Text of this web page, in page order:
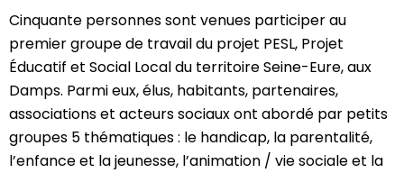
Cinquante personnes sont venues participer au
premier groupe de travail du projet PESL, Projet
Éducatif et Social Local du territoire Seine-Eure, aux
Damps. Parmi eux, élus, habitants, partenaires,
associations et acteurs sociaux ont abordé par petits
groupes 5 thématiques : le handicap, la parentalité,
l’enfance et la jeunesse, l’animation / vie sociale et la